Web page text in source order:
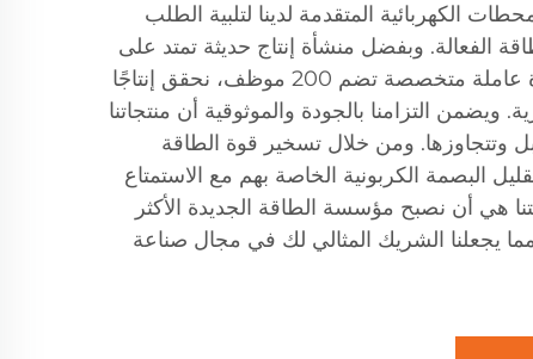
الكهربائية المتقدمة لدينا لتلبية الطلب
الفعالة. وبفضل منشأة إنتاج حديثة تمتد على
مساحة 7000 متر مربع وقوة عاملة متخصصة تضم 200 موظف، نحقق إنتاجًا
وحدة بطارية. ويضمن التزامنا بالجودة والموثوقية أن منتجاتنا
وتتجاوزها. ومن خلال تسخير قوة الطاقة
البصمة الكربونية الخاصة بهم مع الاستمتاع
هي أن نصبح مؤسسة الطاقة الجديدة الأكثر
مما يجعلنا الشريك المثالي لك في مجال صناعة